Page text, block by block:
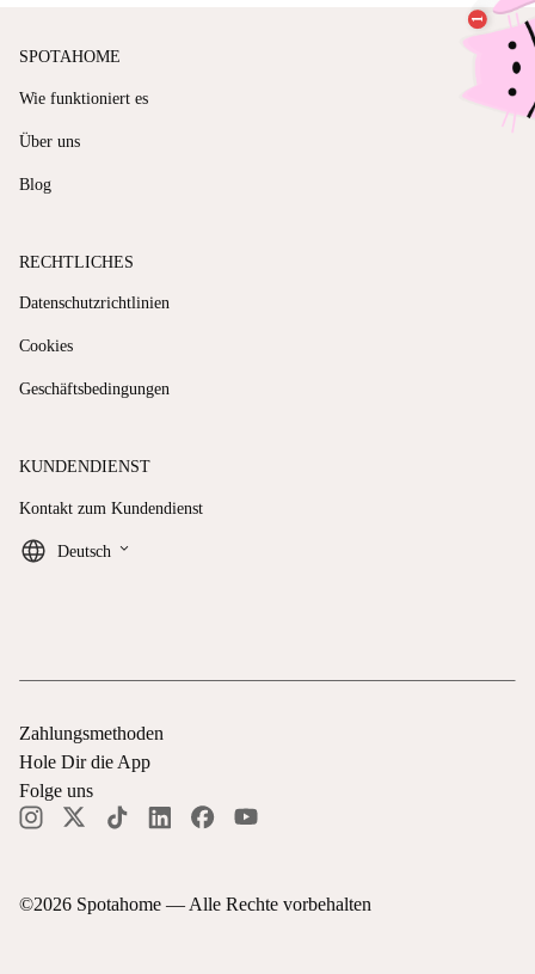
SPOTAHOME
Wie funktioniert es
Über uns
Blog
RECHTLICHES
Datenschutzrichtlinien
Cookies
Geschäftsbedingungen
KUNDENDIENST
Kontakt zum Kundendienst
Deutsch keyboard_arrow_down
©2026 Spotahome — Alle Rechte vorbehalten
Zahlungsmethoden
Hole Dir die App
Folge uns